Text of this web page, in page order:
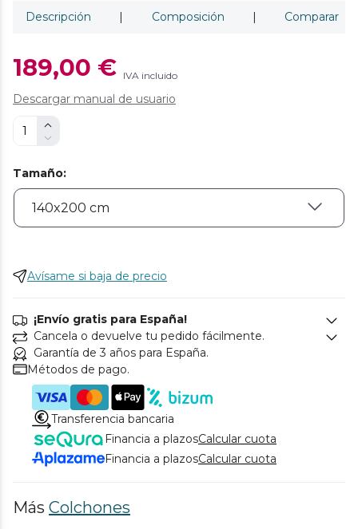
Descripción | Composición | Comparar
189,00 € IVA incluido
Descargar manual de usuario
Tamaño:
Avísame si baja de precio
¡Envío gratis para España!
Cancela o devuelve tu pedido fácilmente.
Garantía de 3 años para España.
Métodos de pago.
Transferencia bancaria
Financia a plazosCalcular cuota
Financia a plazosCalcular cuota
Más Colchones